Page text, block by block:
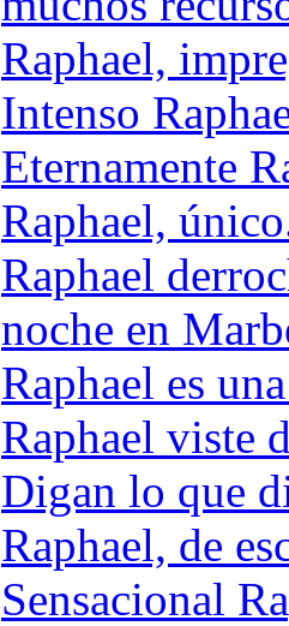
Raphael,
Intenso
Eternamente
Raphael,
Raphael
noche en
Raphael es
Raphael viste
Digan lo que
Raphael, de
Sensacional